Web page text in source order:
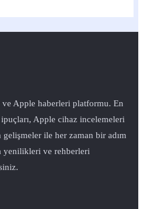
Apple haberleri platformu. En
Apple cihaz incelemeleri
ile her zaman bir adım
yenilikleri ve rehberleri